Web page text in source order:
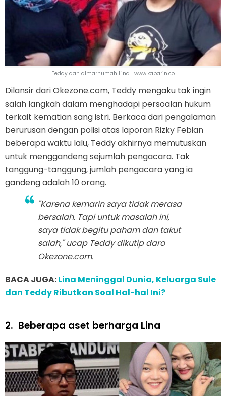
Teddy dan almarhumah Lina | www.kabarin.co
Dilansir dari Okezone.com, Teddy mengaku tak ingin
salah langkah dalam menghadapi persoalan hukum
terkait kematian sang istri. Berkaca dari pengalaman
berurusan dengan polisi atas laporan Rizky Febian
beberapa waktu lalu, Teddy akhirnya memutuskan
untuk menggandeng sejumlah pengacara. Tak
tanggung-tanggung, jumlah pengacara yang ia
gandeng adalah 10 orang.
"Karena kemarin saya tidak merasa
bersalah. Tapi untuk masalah ini,
saya tidak begitu paham dan takut
salah," ucap Teddy dikutip daro
Okezone.com.
BACA JUGA:Lina Meninggal Dunia, Keluarga Sule
dan Teddy Ributkan Soal Hal-hal Ini?
2. Beberapa aset berharga Lina